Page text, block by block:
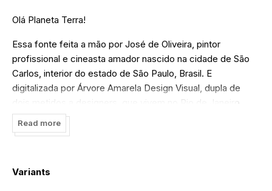
Olá Planeta Terra!
Essa fonte feita a mão por José de Oliveira, pintor
profissional e cineasta amador nascido na cidade de São
Carlos, interior do estado de São Paulo, Brasil. E
digitalizada por Árvore Amarela Design Visual, dupla de
dois metidos a designers, que vivem no Rio de Janeiro,
Brasil (www.arvoreamarela.art.br
filme Delírios de um cinemaníaco e agora está disponível
foi licenciada com uma licença Creative Commons -
Read more
Variants